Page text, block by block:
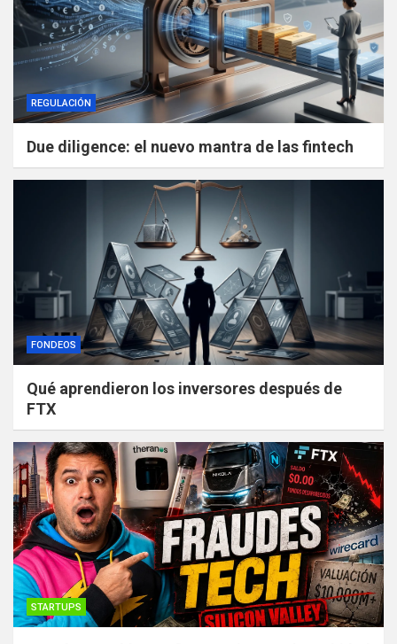
REGULACIÓN
Due diligence: el nuevo mantra de las fintech
FONDEOS
Qué aprendieron los inversores después de
FTX
STARTUPS